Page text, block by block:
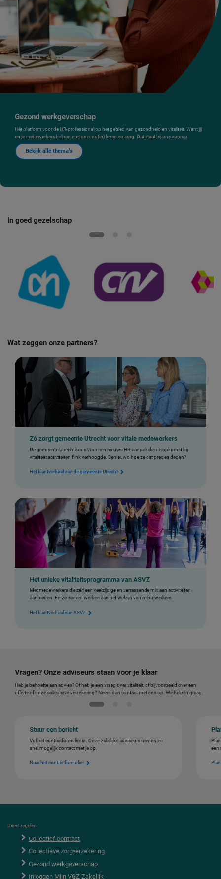
Gezond werkgeverschap
Hét platform voor de HR-professional op het gebied van gezondheid en vitaliteit. Want jij
en je medewerkers helpen met gezond(er) leven en zorg. Dat staat bij ons voorop.
Bekijk alle thema’s
In goed gezelschap
Wat zeggen onze partners?
Zó zorgt gemeente Utrecht voor vitale medewerkers
De gemeente Utrecht koos voor een nieuwe HR-aanpak die de opkomst bij
vitaliteitsactiviteiten flink verhoogde. Benieuwd hoe ze dat precies deden?
Het klantverhaal van de gemeente Utrecht
Het unieke vitaliteitsprogramma van ASVZ
Met medewerkers die zélf een veelzijdige en verrassende mix aan activiteiten
aanbieden. En zo samen werken aan het welzijn van medewerkers.
Het klantverhaal van ASVZ
Vragen? Onze adviseurs staan voor je klaar
Heb je behoefte aan advies? Of heb je een vraag over vitaliteit, of bijvoorbeeld over een
offerte of onze collectieve verzekering? Neem dan contact met ons op. We helpen graag.
Stuur een bericht
Vul het contactformulier in. Onze zakelijke adviseurs nemen zo
snel mogelijk contact met je op.
Naar het contactformulier
een
FDirect regelen
Collectief contract
Collectieve zorgverzekering
Gezond werkgeverschap
Inloggen Mijn VGZ Zakelijk